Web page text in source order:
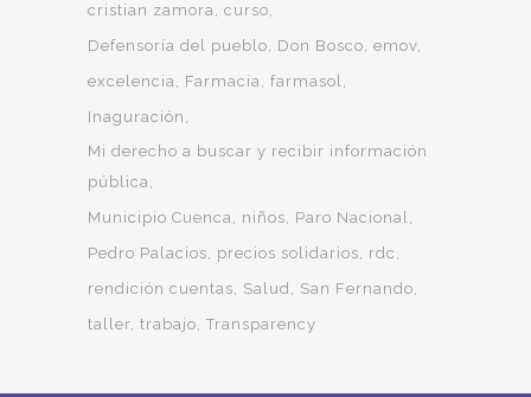
cristian zamora
curso
Defensoría del pueblo
Don Bosco emov
excelencia
Farmacia
farmasol
Inaguración
Mi derecho a buscar y recibir información
pública
Municipio Cuenca
niños
Paro Nacional
Pedro Palacios
precios solidarios
rdc
rendición cuentas
Salud
San Fernando
taller trabajo Transparency